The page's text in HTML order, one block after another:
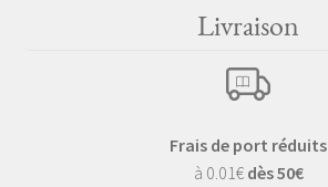
Livraison
Frais de port réduits
à 0.01€ dès 50€